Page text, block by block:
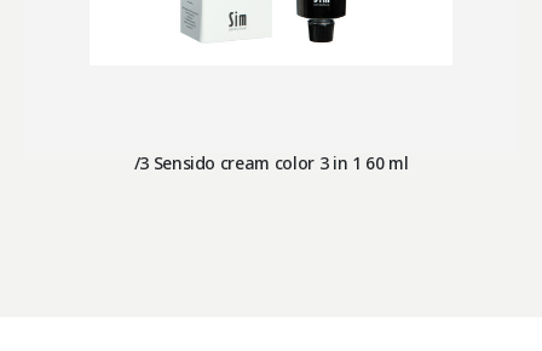
/3 Sensido cream color 3 in 1 60 ml